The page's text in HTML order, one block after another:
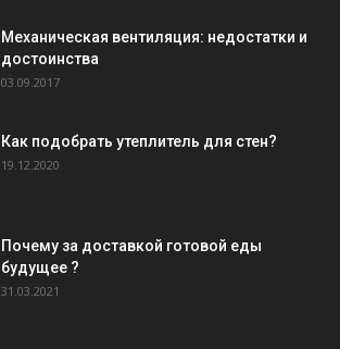
Механическая вентиляция: недостатки и
достоинства
03.09.2017
Как подобрать утеплитель для стен?
19.12.2020
Почему за доставкой готовой еды
будущее ?
31.03.2021